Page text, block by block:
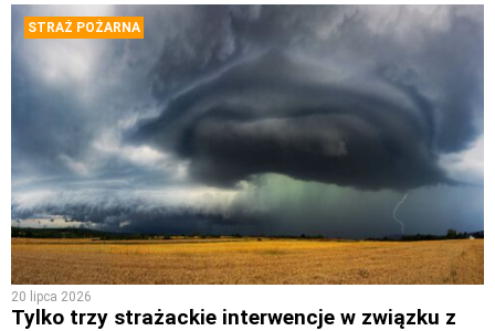
STRAŻ POŻARNA
20 lipca 2026
Tylko trzy strażackie interwencje w związku z